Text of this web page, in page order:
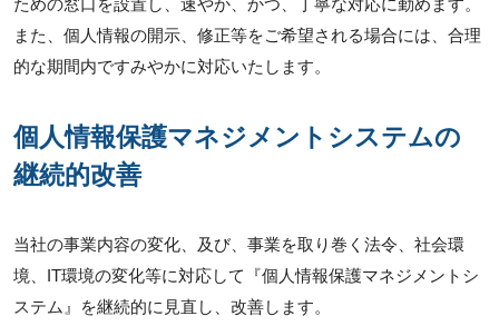
ための窓口を設置し、速やか、かつ、丁寧な対応に勤めます。
また、個人情報の開示、修正等をご希望される場合には、合理
的な期間内ですみやかに対応いたします。
個人情報保護マネジメントシステムの
継続的改善
当社の事業内容の変化、及び、事業を取り巻く法令、社会環
境、IT環境の変化等に対応して『個人情報保護マネジメントシ
ステム』を継続的に見直し、改善します。